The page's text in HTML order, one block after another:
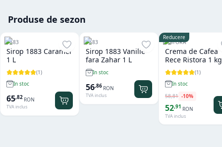
Produse de sezon
1883
Sirop 1883 Caramel
1 L
(1)
In stoc
65,82 RON
TVA inclus
1883
Sirop 1883 Vanilie
fara Zahar 1 L
In stoc
56,86 RON
TVA inclus
Reducere
RISTORA
Crema de Cafea
Rece Ristora 1 kg
(1)
In stoc
58,81 -10%
52,91 RON
TVA inclus